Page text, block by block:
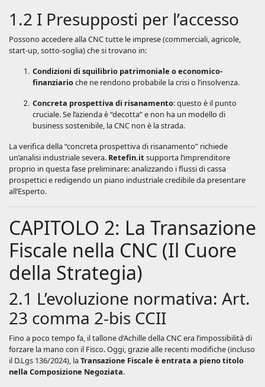
1.2 I Presupposti per l’accesso
Possono accedere alla CNC tutte le imprese (commerciali, agricole,
start-up, sotto-soglia) che si trovano in:
Condizioni di squilibrio patrimoniale o economico-
finanziarioche ne rendono probabile la crisi o l’insolvenza.
Concreta prospettiva di risanamento: questo è il punto
cruciale. Se l’azienda è “decotta” e non ha un modello di
business sostenibile, la CNC non è la strada.
La verifica della “concreta prospettiva di risanamento” richiede
un’analisi industriale severa. Retefin.it supporta l’imprenditore
proprio in questa fase preliminare: analizzando i flussi di cassa
prospettici e redigendo un piano industriale credibile da presentare
all’Esperto.
CAPITOLO 2: La Transazione
Fiscale nella CNC (Il Cuore
della Strategia)
2.1 L’evoluzione normativa: Art.
23 comma 2-bis CCII
Fino a poco tempo fa, il tallone d’Achille della CNC era l’impossibilità di
forzare la mano con il Fisco. Oggi, grazie alle recenti modifiche (incluso
il D.Lgs 136/2024), laTransazione Fiscale è entrata a pieno titolo
nella Composizione Negoziata.